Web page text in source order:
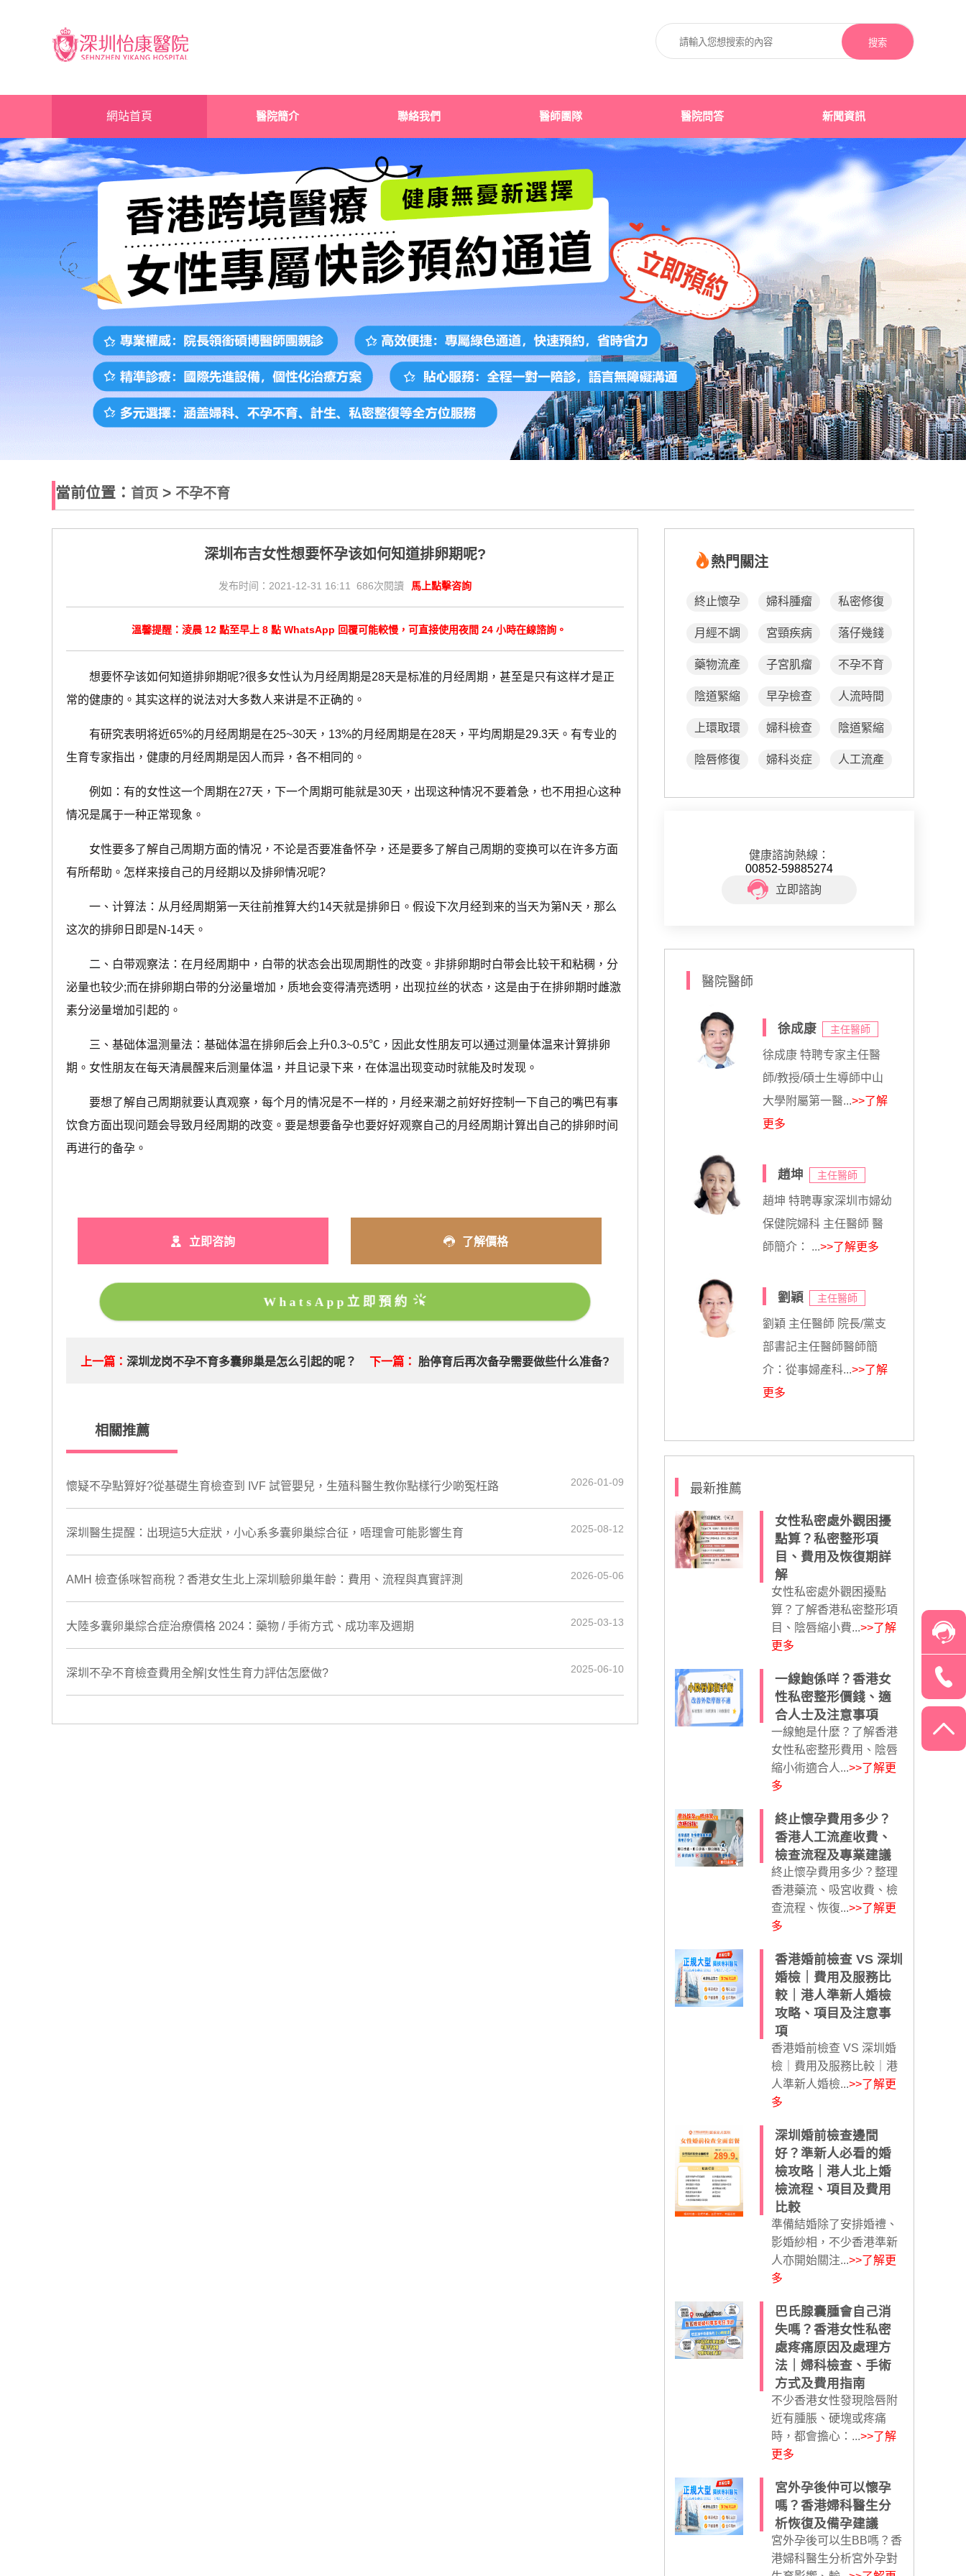
搜索
網站首頁 醫院簡介 聯絡我們 醫師團隊 醫院問答 新聞資訊
當前位置： 首页 > 不孕不育
深圳布吉女性想要怀孕该如何知道排卵期呢?
发布时间：2021-12-31 16:11 686次閱讀 馬上點擊咨詢
溫馨提醒：淩晨 12 點至早上 8 點 WhatsApp 回覆可能較慢，可直接使用夜間 24 小時在線諮詢。
想要怀孕该如何知道排卵期呢?很多女性认为月经周期是28天是标准的月经周期，甚至是只有这样才是正
常的健康的。其实这样的说法对大多数人来讲是不正确的。
有研究表明将近65%的月经周期是在25~30天，13%的月经周期是在28天，平均周期是29.3天。有专业的
生育专家指出，健康的月经周期是因人而异，各不相同的。
例如：有的女性这一个周期在27天，下一个周期可能就是30天，出现这种情况不要着急，也不用担心这种
情况是属于一种正常现象。
女性要多了解自己周期方面的情况，不论是否要准备怀孕，还是要多了解自己周期的变换可以在许多方面
有所帮助。怎样来接自己的月经期以及排卵情况呢?
一、计算法：从月经周期第一天往前推算大约14天就是排卵日。假设下次月经到来的当天为第N天，那么
这次的排卵日即是N-14天。
二、白带观察法：在月经周期中，白带的状态会出现周期性的改变。非排卵期时白带会比较干和粘稠，分
泌量也较少;而在排卵期白带的分泌量增加，质地会变得清亮透明，出现拉丝的状态，这是由于在排卵期时雌激
素分泌量增加引起的。
三、基础体温测量法：基础体温在排卵后会上升0.3~0.5℃，因此女性朋友可以通过测量体温来计算排卵
期。女性朋友在每天清晨醒来后测量体温，并且记录下来，在体温出现变动时就能及时发现。
要想了解自己周期就要认真观察，每个月的情况是不一样的，月经来潮之前好好控制一下自己的嘴巴有事
饮食方面出现问题会导致月经周期的改变。要是想要备孕也要好好观察自己的月经周期计算出自己的排卵时间
再进行的备孕。
立即咨詢 了解價格
WhatsApp立即預約
上一篇：深圳龙岗不孕不育多囊卵巢是怎么引起的呢？ 下一篇： 胎停育后再次备孕需要做些什么准备?
相關推薦
懷疑不孕點算好?從基礎生育檢查到 IVF 試管嬰兒，生殖科醫生教你點樣行少啲冤枉路 2026-01-09
深圳醫生提醒：出現這5大症狀，小心系多囊卵巢綜合征，唔理會可能影響生育 2025-08-12
AMH 檢查係咪智商稅？香港女生北上深圳驗卵巢年齡：費用、流程與真實評測 2026-05-06
大陸多囊卵巢綜合症治療價格 2024：藥物 / 手術方式、成功率及週期 2025-03-13
深圳不孕不育檢查費用全解|女性生育力評估怎麼做? 2025-06-10
熱門關注
終止懷孕 婦科腫瘤 私密修復
月經不調 宮頸疾病 落仔幾錢
藥物流產 子宮肌瘤 不孕不育
陰道緊縮 早孕檢查 人流時間
上環取環 婦科檢查 陰道緊縮
陰唇修復 婦科炎症 人工流產
健康諮詢熱線：
00852-59885274
立即諮詢
醫院醫師
徐成康 主任醫師
徐成康 特聘专家主任醫
師/教授/碩士生導師中山
大學附屬第一醫...>>了解
更多
趙坤 主任醫師
趙坤 特聘專家深圳市婦幼
保健院婦科 主任醫師 醫
師簡介： ...>>了解更多
劉穎 主任醫師
劉穎 主任醫師 院長/黨支
部書記主任醫師醫師簡
介：從事婦產科...>>了解
更多
最新推薦
女性私密處外觀困擾
點算？私密整形項
目、費用及恢復期詳
解
女性私密處外觀困擾點
算？了解香港私密整形項
目、陰唇縮小費...>>了解
更多
一線鮑係咩？香港女
性私密整形價錢、適
合人士及注意事項
一線鮑是什麼？了解香港
女性私密整形費用、陰唇
縮小術適合人...>>了解更
多
終止懷孕費用多少？
香港人工流產收費、
檢查流程及專業建議
終止懷孕費用多少？整理
香港藥流、吸宮收費、檢
查流程、恢復...>>了解更
多
香港婚前檢查 VS 深圳
婚檢｜費用及服務比
較｜港人準新人婚檢
攻略、項目及注意事
項
香港婚前檢查 VS 深圳婚
檢｜費用及服務比較｜港
人準新人婚檢...>>了解更
多
深圳婚前檢查邊間
好？準新人必看的婚
檢攻略｜港人北上婚
檢流程、項目及費用
比較
準備結婚除了安排婚禮、
影婚紗相，不少香港準新
人亦開始關注...>>了解更
多
巴氏腺囊腫會自己消
失嗎？香港女性私密
處疼痛原因及處理方
法｜婦科檢查、手術
方式及費用指南
不少香港女性發現陰唇附
近有腫脹、硬塊或疼痛
時，都會擔心：...>>了解
更多
宮外孕後仲可以懷孕
嗎？香港婦科醫生分
析恢復及備孕建議
宮外孕後可以生BB嗎？香
港婦科醫生分析宮外孕對